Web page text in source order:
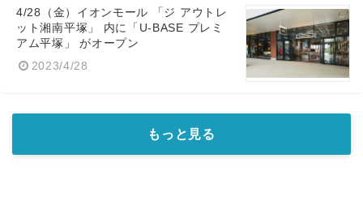
4/28（金）イオンモール 「ジ アウトレ
ット湘南平塚」 内に「U-BASE プレミ
アム平塚」 がオープン
2023/4/28
もっと見る